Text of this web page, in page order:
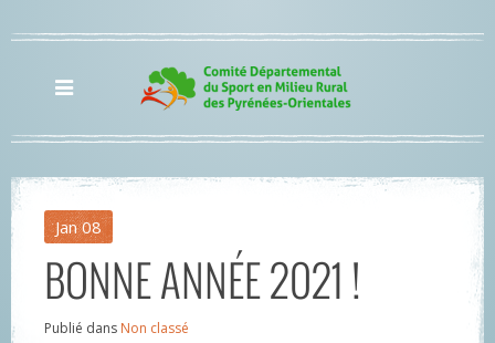
Jan 08
BONNE ANNÉE 2021 !
Publié dans Non classé